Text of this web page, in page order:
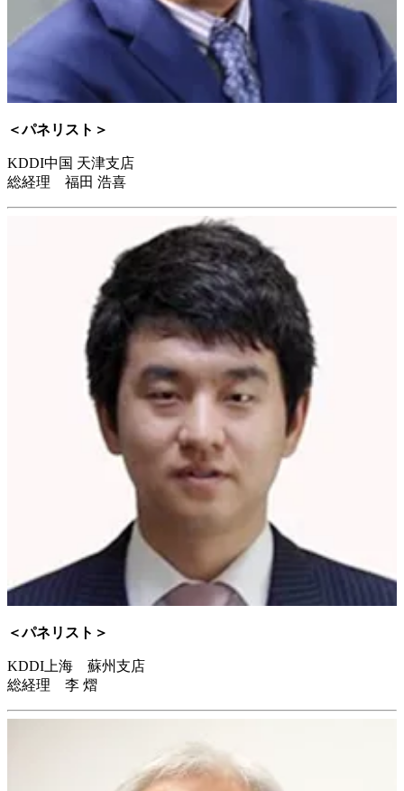
＜パネリスト＞
KDDI中国 天津支店
総経理 福田 浩喜
＜パネリスト＞
KDDI上海 蘇州支店
総経理 李 熠